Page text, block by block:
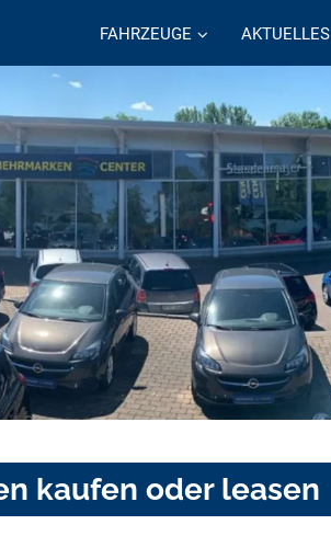
FAHRZEUGE AKTUELLES
kaufen oder leasen